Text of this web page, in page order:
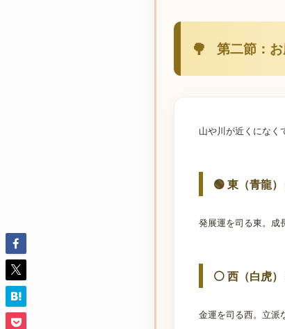
第二節：
山や川が近くになく
🟢 東（青龍
発展運を司る東。成
⚪ 西（白虎
金運を司る西。立派